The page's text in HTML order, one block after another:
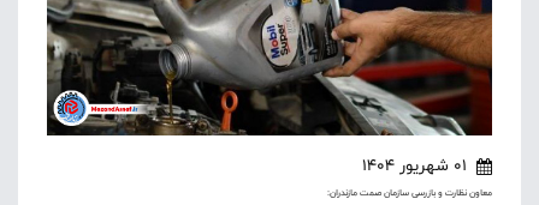
01 شهریور 1404
معاون نظارت و بازرسی سازمان صمت مازندران: